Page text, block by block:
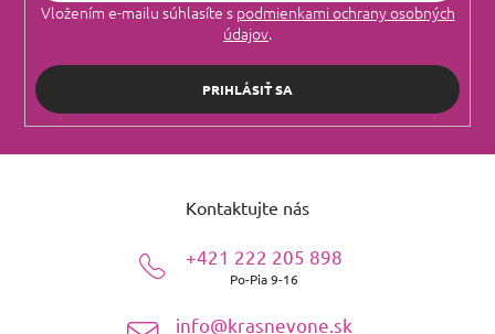
Vložením e-mailu súhlasíte s podmienkami ochrany osobných
údajov.
PRIHLÁSIŤ SA
Kontaktujte nás
+421 222 205 898
Po-Pia 9-16
info@krasnevone.sk